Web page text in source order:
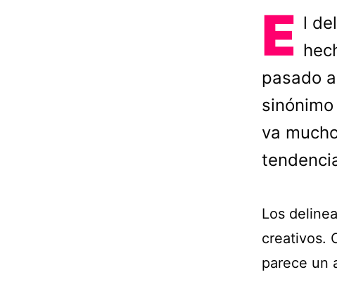
E l
pasado
va
Los
creativos.
parece un